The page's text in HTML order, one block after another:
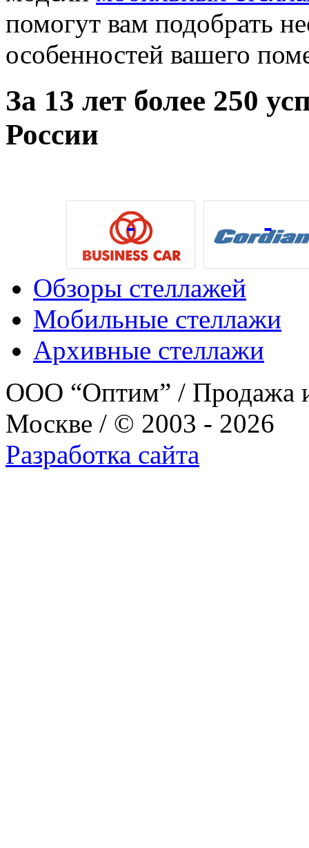
помогут вам подобрать
особенностей вашего
За 13 лет более 250
России
Обзоры стеллажей
Мобильные стеллажи
Архивные стеллажи
ООО “Оптим” / Продажа и
Москве / © 2003 - 2026
Разработка сайта